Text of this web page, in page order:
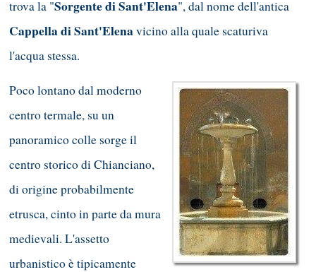
trova la "Sorgente di Sant'Elena", dal nome dell'antica
Cappella di Sant'Elenavicino alla quale scaturiva
l'acqua stessa.
Poco lontano dal moderno
centro termale, su un
panoramico colle sorge il
centro storico di Chianciano,
di origine probabilmente
etrusca, cinto in parte da mura
medievali. L'assetto
urbanistico è tipicamente